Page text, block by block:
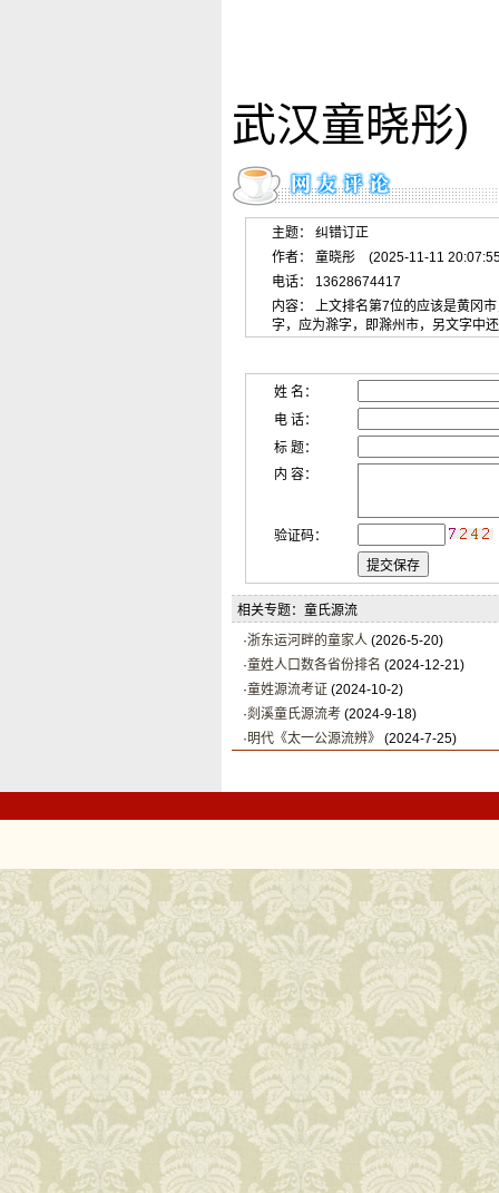
武汉童晓彤)
主题： 纠错订正
作者： 童晓彤 (2025-11-11
电话： 13628674417
内容： 上文排名第7位的应该是黄冈
字，应为滁字，即滁州市，另文字中
姓 名：
电 话：
标 题：
内 容：
验证码：
相关专题：童氏源流
·浙东运河畔的童家人(2026-5-20)
·童姓人口数各省份排名 (2024-12-21)
·童姓源流考证 (2024-10-2)
·剡溪童氏源流考(2024-9-18)
·明代《太一公源流辨》 (2024-7-25)